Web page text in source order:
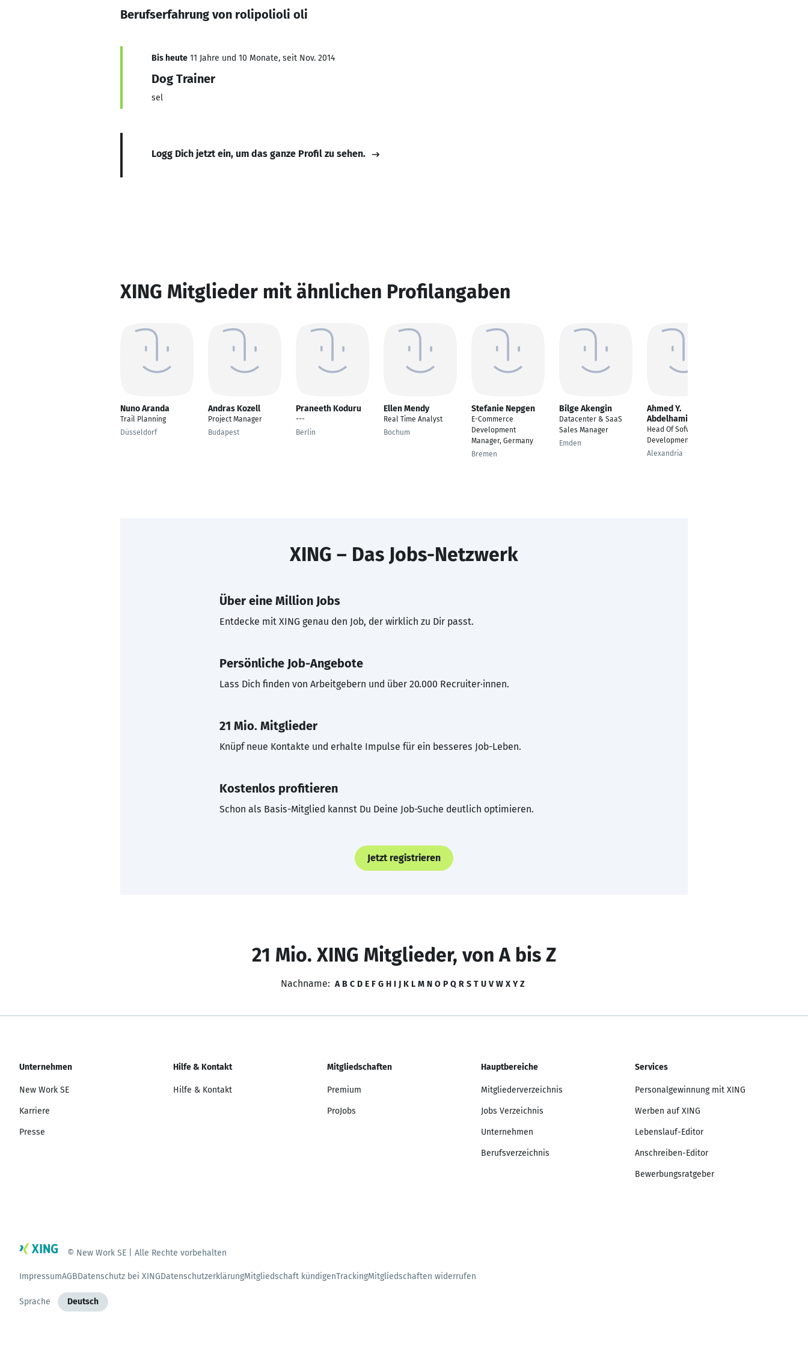
Berufserfahrung von rolipolioli oli
Bis heute 11 Jahre und 10 Monate, seit Nov. 2014
Dog Trainer
sel
Logg Dich jetzt ein, um das ganze Profil zu sehen.
XING Mitglieder mit ähnlichen Profilangaben
Nuno Aranda
Trail Planning
Düsseldorf
Andras Kozell
Project Manager
Budapest
Praneeth Koduru
---
Berlin
Ellen Mendy
Real Time Analyst
Bochum
Stefanie Nepgen
E-Commerce
Development
Manager, Germany
Bremen
Bilge Akengin
Datacenter & SaaS
Sales Manager
Emden
Ahmed Y.
Abdelhamid
Head Of Sofware
Development
Alexandria
XING – Das Jobs-Netzwerk
Über eine Million Jobs
Entdecke mit XING genau den Job, der wirklich zu Dir passt.
Persönliche Job-Angebote
Lass Dich finden von Arbeitgebern und über 20.000 Recruiter·innen.
21 Mio. Mitglieder
Knüpf neue Kontakte und erhalte Impulse für ein besseres Job-Leben.
Kostenlos profitieren
Schon als Basis-Mitglied kannst Du Deine Job-Suche deutlich optimieren.
Jetzt registrieren
21 Mio. XING Mitglieder, von A bis Z
Nachname: A B C D E F G H I J K L M N O P Q R S T U V W X Y Z
Unternehmen
New Work SE
Karriere
Presse
Hilfe & Kontakt
Hilfe & Kontakt
Mitgliedschaften
Premium
ProJobs
Hauptbereiche
Mitgliederverzeichnis
Jobs Verzeichnis
Unternehmen
Berufsverzeichnis
Services
Personalgewinnung mit XING
Werben auf XING
Lebenslauf-Editor
Anschreiben-Editor
Bewerbungsratgeber
© New Work SE | Alle Rechte vorbehalten
ImpressumAGBDatenschutz bei XINGDatenschutzerklärungMitgliedschaft kündigenTrackingMitgliedschaften widerrufen
Sprache Deutsch